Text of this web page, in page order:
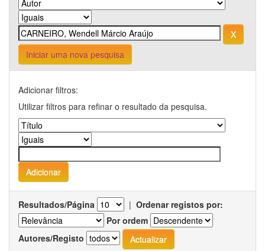
Iniciar uma nova pesquisa
Adicionar filtros:
Utilizar filtros para refinar o resultado da pesquisa.
Resultados/Página | Ordenar registos por:
Por ordem
Autores/Registo